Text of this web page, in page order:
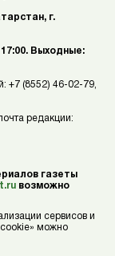
г.
Выходные:
+7 (8552) 46-02-79,
редакции:
газеты
возможно
сервисов и
можно